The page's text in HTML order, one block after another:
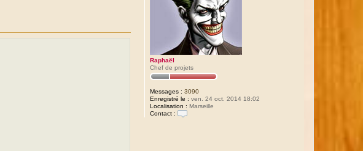
D
r
a
k
y
Raphaël
Chef de projets
Messages : 3090
Enregistré le : ven. 24 oct. 2014 18:02
Localisation : Marseille
Contact :